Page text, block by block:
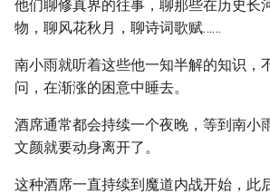
他们聊修真界的往事，聊那些在历史长
物，聊风花秋月，聊诗词歌赋……
南小雨就听着这些他一知半解的知识，
问，在渐涨的困意中睡去。
酒席通常都会持续一个夜晚，等到南小
文颜就要动身离开了。
这种酒席一直持续到魔道内战开始，此